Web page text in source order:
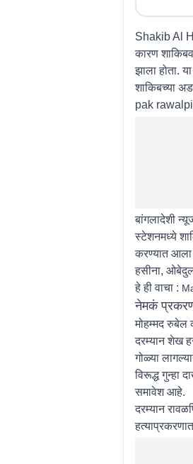
Shakib Al
कारण
झाला होता.
शाकिबच्या
pak
बांगलादेशी
स्टेशनमध्ये
करण्यात आला
हसीना,
हे ही वाचा :
नेमकं
मोहम्मद रुबेल
दरम्यान शेख
गोळ्या
विरूद्ध गुन्हा
समावेश आहे.
दरम्यान